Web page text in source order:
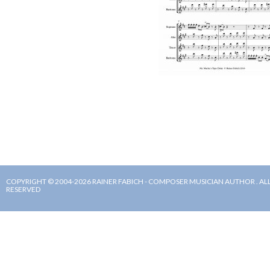
COPYRIGHT © 2004-2026 RAINER FABICH - COMPOSER MUSICIAN AUTHOR .
RESERVED